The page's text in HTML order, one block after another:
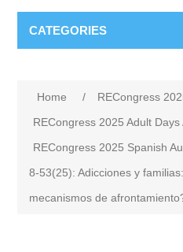
CATEGORIES
Home / RECongress
RECongress 2025 Adult
RECongress 2025 Spanish
8-53(25): Adicciones y
mecanismos de